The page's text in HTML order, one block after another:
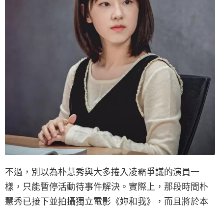
不過，別以為朴慧秀與大多捲入凌霸爭議的演員一
樣，只能暫停活動待事件解決。實際上，那段時間朴
慧秀已接下並拍攝獨立電影《妳和我》，而且將於本